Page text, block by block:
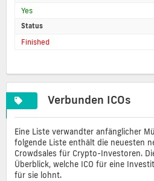
Yes
Status
Finished
Verbunden ICOs
Eine Liste verwandter anfänglicher
folgende Liste enthält die neuesten
Crowdsales für Crypto-Investoren.
Überblick, welche ICO für eine
für sie lohnt.